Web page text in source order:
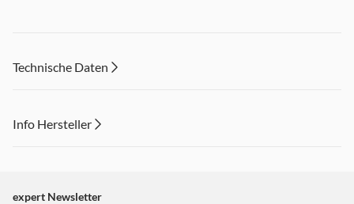
Technische Daten
Info Hersteller
"Marketing".
expert Newsletter